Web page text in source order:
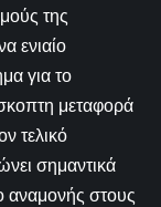
της
ενιαίο
για το
μεταφορά
τελικό
σημαντικά
αναμονής στους